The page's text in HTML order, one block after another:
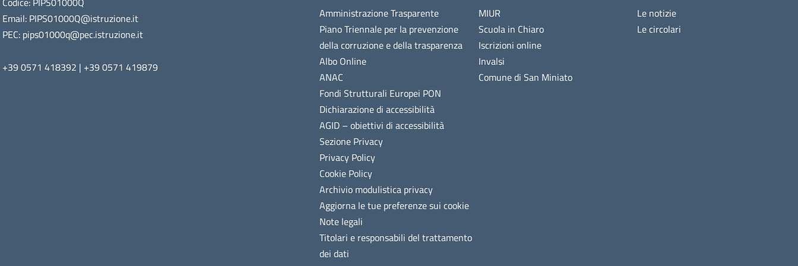
Email: PIPS01000Q@istruzione.it
PEC: pips01000q@pec.istruzione.it
+39 0571 418392 | +39 0571 419879
Amministrazione Trasparente
Piano Triennale per la prevenzione
della corruzione e della trasparenza
Albo Online
ANAC
Fondi Strutturali Europei PON
Dichiarazione di accessibilità
AGID – obiettivi di accessibilità
Sezione Privacy
Privacy Policy
Cookie Policy
Archivio modulistica privacy
Aggiorna le tue preferenze sui cookie
Note legali
Titolari e responsabili del trattamento
dei dati
MIUR
Scuola in Chiaro
Iscrizioni online
Invalsi
Comune di San Miniato
Le notizie
Le circolari